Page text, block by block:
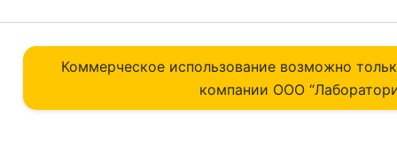
Коммерческое использование возможно
компании ОOO